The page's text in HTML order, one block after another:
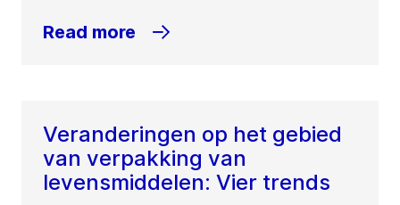
Read more
Veranderingen op het gebied
van verpakking van
levensmiddelen: Vier trends